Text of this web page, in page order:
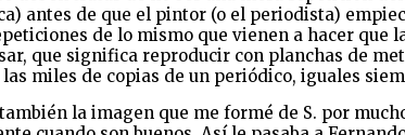
antes de que el pintor (o el periodista)
de lo mismo que vienen a hacer
que significa reproducir con planchas de
miles de copias de un periódico, iguales
la imagen que me formé de S. por